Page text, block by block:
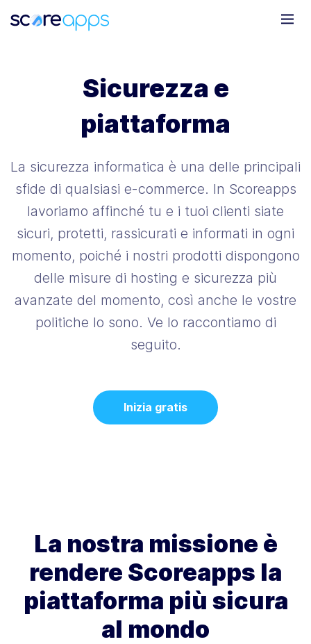
Sicurezza e
piattaforma
La sicurezza informatica è una delle principali
sfide di qualsiasi e-commerce. In Scoreapps
lavoriamo affinché tu e i tuoi clienti siate
sicuri, protetti, rassicurati e informati in ogni
momento, poiché i nostri prodotti dispongono
delle misure di hosting e sicurezza più
avanzate del momento, così anche le vostre
politiche lo sono. Ve lo raccontiamo di
seguito.
Inizia gratis
La nostra missione è
rendere Scoreapps la
piattaforma più sicura
al mondo